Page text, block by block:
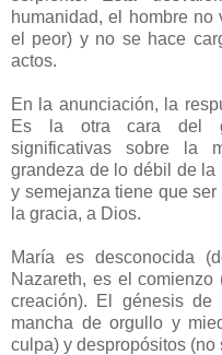
humanidad, el hombre
el peor) y no se hace
actos.
En la anunciación, la
Es la otra cara del
significativas sobre la
grandeza de lo débil de la
y semejanza tiene que
la gracia, a Dios.
María es desconocida
Nazareth, es el
creación). El génesis
mancha de orgullo y
culpa) y despropósitos